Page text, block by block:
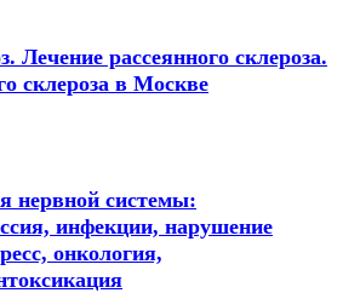
Лечение рассеянного склероза.
склероза в Москве
нервной системы:
инфекции, нарушение
онкология,